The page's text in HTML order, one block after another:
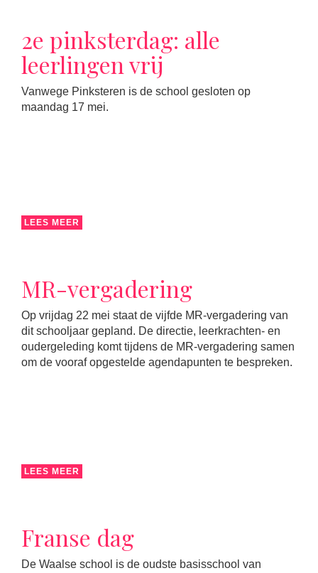
2e pinksterdag: alle
leerlingen vrij
Vanwege Pinksteren is de school gesloten op
maandag 17 mei.
LEES MEER
MR-vergadering
Op vrijdag 22 mei staat de vijfde MR-vergadering van
dit schooljaar gepland. De directie, leerkrachten- en
oudergeleding komt tijdens de MR-vergadering samen
om de vooraf opgestelde agendapunten te bespreken.
LEES MEER
Franse dag
De Waalse school is de oudste basisschool van